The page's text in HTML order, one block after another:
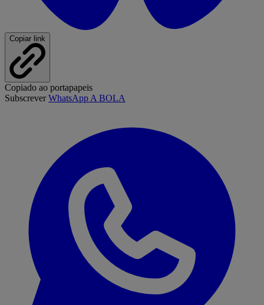
Copiar link
Copiado ao portapapeis
SubscreverWhatsApp A BOLA